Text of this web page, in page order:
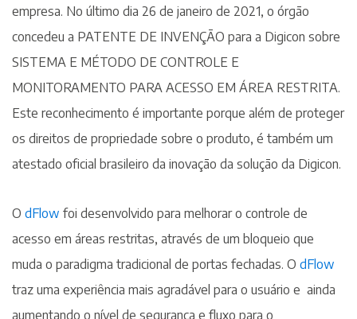
empresa. No último dia 26 de janeiro de 2021, o órgão
concedeu a PATENTE DE INVENÇÃO para a Digicon sobre
SISTEMA E MÉTODO DE CONTROLE E
MONITORAMENTO PARA ACESSO EM ÁREA RESTRITA.
Este reconhecimento é importante porque além de proteger
os direitos de propriedade sobre o produto, é também um
atestado oficial brasileiro da inovação da solução da Digicon.
O dFlow foi desenvolvido para melhorar o controle de
acesso em áreas restritas, através de um bloqueio que
muda o paradigma tradicional de portas fechadas. O dFlow
traz uma experiência mais agradável para o usuário e ainda
aumentando o nível de segurança e fluxo para o